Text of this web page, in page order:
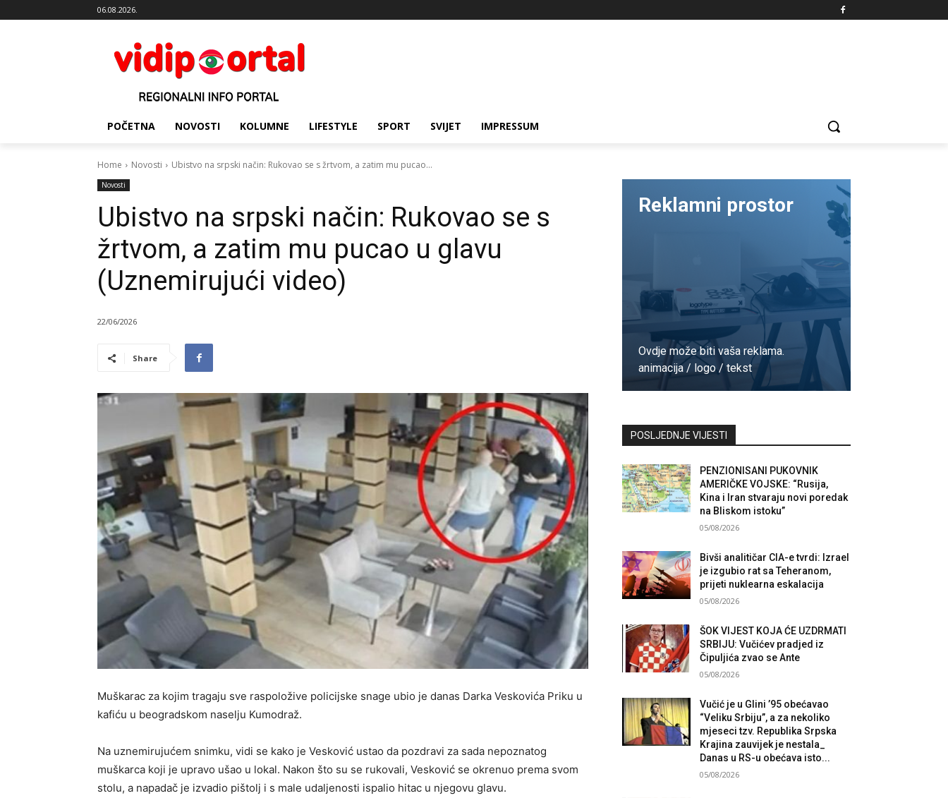
06.08.2026.
POČETNA NOVOSTI KOLUMNE LIFESTYLE SPORT SVIJET IMPRESSUM
Home Novosti Ubistvo na srpski način: Rukovao se s žrtvom, a zatim mu pucao...
Novosti
Ubistvo na srpski način: Rukovao se s
žrtvom, a zatim mu pucao u glavu
(Uznemirujući video)
22/06/2026
Share
Muškarac za kojim tragaju sve raspoložive policijske snage ubio je danas Darka Veskovića Priku u
kafiću u beogradskom naselju Kumodraž.
Na uznemirujućem snimku, vidi se kako je Vesković ustao da pozdravi za sada nepoznatog
muškarca koji je upravo ušao u lokal. Nakon što su se rukovali, Vesković se okrenuo prema svom
stolu, a napadač je izvadio pištolj i s male udaljenosti ispalio hitac u njegovu glavu.
Reklamni prostor
Ovdje može biti vaša reklama.
animacija / logo / tekst
POSLJEDNJE VIJESTI
PENZIONISANI PUKOVNIK
AMERIČKE VOJSKE: “Rusija,
Kina i Iran stvaraju novi poredak
na Bliskom istoku”
05/08/2026
Bivši analitičar CIA-e tvrdi: Izrael
je izgubio rat sa Teheranom,
prijeti nuklearna eskalacija
05/08/2026
ŠOK VIJEST KOJA ĆE UZDRMATI
SRBIJU: Vučićev pradjed iz
Čipuljića zvao se Ante
05/08/2026
Vučić je u Glini ’95 obećavao
“Veliku Srbiju”, a za nekoliko
mjeseci tzv. Republika Srpska
Krajina zauvijek je nestala_
Danas u RS-u obećava isto...
05/08/2026